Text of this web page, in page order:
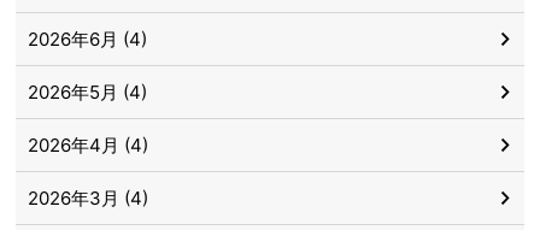
2026年6月 (4)
2026年5月 (4)
2026年4月 (4)
2026年3月 (4)